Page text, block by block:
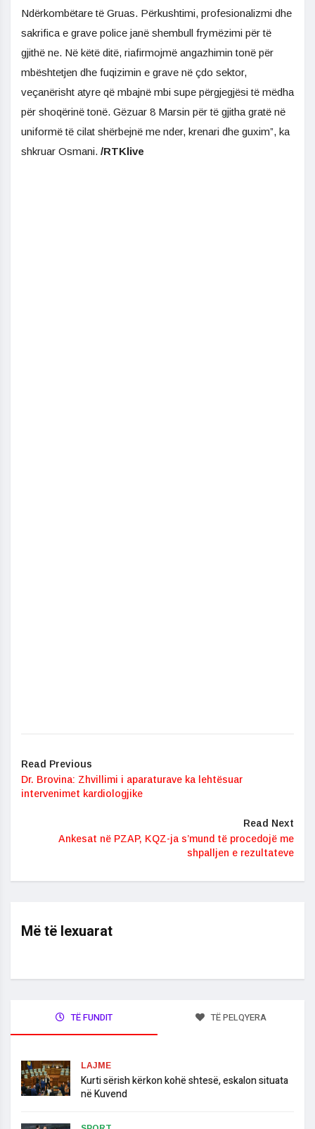
Ndërkombëtare të Gruas. Përkushtimi, profesionalizmi dhe
sakrifica e grave police janë shembull frymëzimi për të
gjithë ne. Në këtë ditë, riafirmojmë angazhimin tonë për
mbështetjen dhe fuqizimin e grave në çdo sektor,
veçanërisht atyre që mbajnë mbi supe përgjegjësi të mëdha
për shoqërinë tonë. Gëzuar 8 Marsin për të gjitha gratë në
uniformë të cilat shërbejnë me nder, krenari dhe guxim”, ka
shkruar Osmani. /RTKlive
Read Previous
Dr. Brovina: Zhvillimi i aparaturave ka lehtësuar
intervenimet kardiologjike
Read Next
Ankesat në PZAP, KQZ-ja s’mund të procedojë me
shpalljen e rezultateve
Më të lexuarat
TË FUNDIT TË PELQYERA
LAJME
​Kurti sërish kërkon kohë shtesë, eskalon situata
në Kuvend